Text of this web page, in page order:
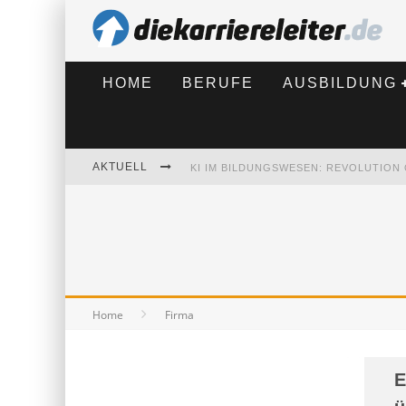
HOME BERUFE AUSBILDUNG
AKTUELL
Home Firma